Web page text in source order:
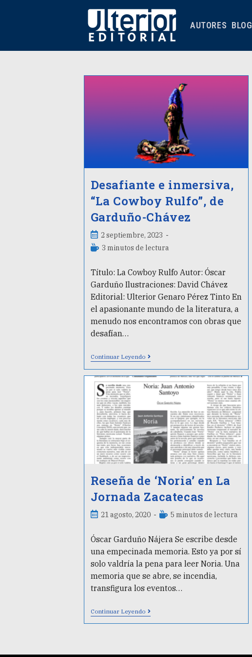
AUTORES BLOG
Desafiante e inmersiva,
“La Cowboy Rulfo”, de
Garduño-Chávez
2 septiembre, 2023
3 minutos de lectura
Título: La Cowboy Rulfo Autor: Óscar
Garduño Ilustraciones: David Chávez
Editorial: Ulterior Genaro Pérez Tinto En
el apasionante mundo de la literatura, a
menudo nos encontramos con obras que
desafían…
Continuar Leyendo
Reseña de ‘Noria’ en La
Jornada Zacatecas
21 agosto, 2020 5 minutos de lectura
Óscar Garduño Nájera Se escribe desde
una empecinada memoria. Esto ya por sí
solo valdría la pena para leer Noria. Una
memoria que se abre, se incendia,
transfigura los eventos…
Continuar Leyendo